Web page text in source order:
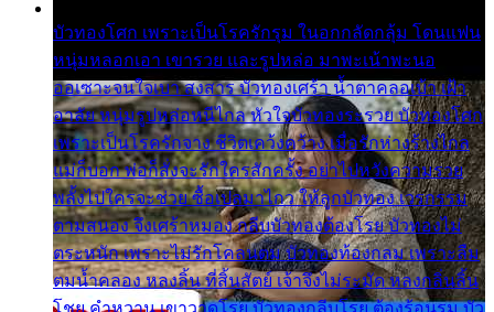
บัวทองโศก เพราะเป็นโรครักรุม ในอกกลัดกลุ้ม โดนแฟน
หนุ่มหลอกเอา เขารวย และรูปหล่อ มาพะเน้าพะนอ
ออเซาะจนใจเบา สงสาร บัวทองเศร้า น้ำตาคลอเบ้า เฝ้า
อาลัย หนุ่มรูปหล่อหนีไกล หัวใจบัวทองระรวย บัวทองโศก
เพราะเป็นโรครักจาง ชีวิตเคว้งคว้าง เมื่อรักห่างร้างไกล
แม่ก็บอก พ่อก็สั่งจะรักใครสักครั้ง อย่าไปหวังความรวย
พลั้งไปใครจะช่วย ซื้อเปลมาไกว ให้ลูกบัวทอง เวรกรรม
ตามสนอง จึงเศร้าหมอง กลีบบัวทองต้องโรย บัวทองไม่
ตระหนัก เพราะไม่รักโคลนตม บัวทองท้องกลม เพราะลืม
ตมน้ำคลอง หลงลิ้น ที่สิ้นสัตย์ เจ้าจึงไม่ระมัด หลงกลิ่นลิ้น
โชย คำหวาน เขาวาดโรย บัวทองกลีบโรย ต้องร้อนรุม บัว